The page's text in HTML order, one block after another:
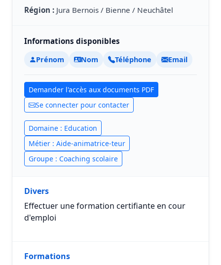
Région : Jura Bernois / Bienne / Neuchâtel
Informations disponibles
Prénom Nom Téléphone Email
Demander l'accès aux documents PDF
Se connecter pour contacter
Domaine : Education
Métier : Aide-animatrice-teur
Groupe : Coaching scolaire
Divers
Effectuer une formation certifiante en cour
d'emploi
Formations